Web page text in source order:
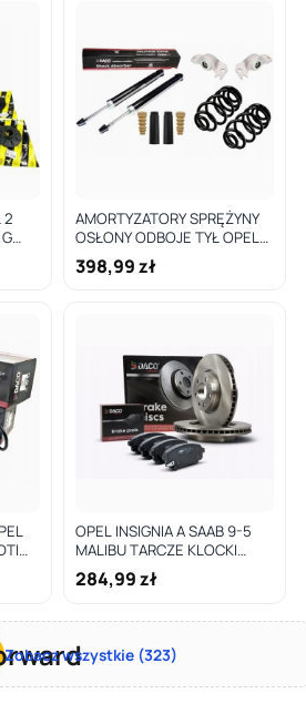
2
AMORTYZATORY SPRĘŻYNY
OSŁONY ODBOJE TYŁ OPEL
INSIGNIA A 09- Hatchback
Sedan
398,99 zł
OPEL INSIGNIA A SAAB 9-5
MALIBU TARCZE KLOCKI
HAMULCOWE PRZÓD 296MM
284,99 zł
Zobacz wszystkie (323)